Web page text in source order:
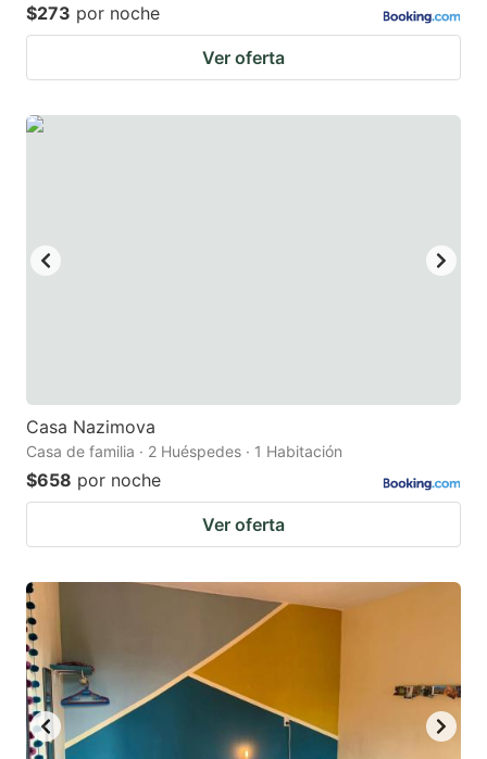
$273 por noche
Ver oferta
Casa Nazimova
Casa de familia · 2 Huéspedes · 1 Habitación
$658 por noche
Ver oferta